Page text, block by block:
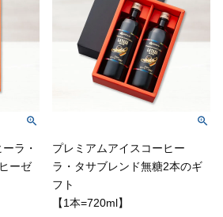
ラ・
ーゼ
プレミアムアイスコーヒー
ラ・タサブレンド無糖2本のギ
フト
【1本=720ml】